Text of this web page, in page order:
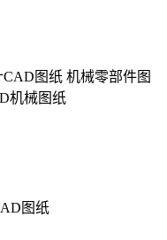
CAD图纸 机械零部件图
机械图纸
图纸